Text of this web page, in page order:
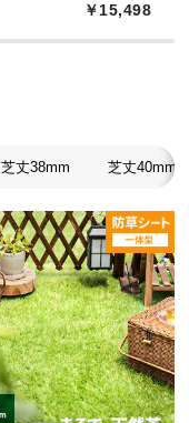
ラッシュ
グリーン
20%
￥15,498
芝丈38mm 芝丈40mm